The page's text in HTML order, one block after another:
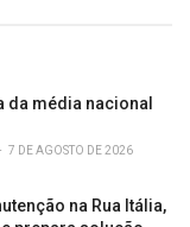
da média nacional
7 DE AGOSTO DE 2026
na Rua Itália,